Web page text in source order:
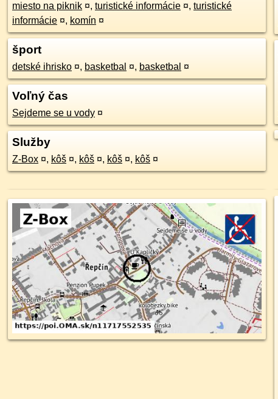
miesto na piknik ¤, turistické informácie ¤, turistické
informácie ¤, komín ¤
šport
detské ihrisko ¤, basketbal ¤, basketbal ¤
Voľný čas
Sejdeme se u vody ¤
Služby
Z-Box ¤, kôš ¤, kôš ¤, kôš ¤, kôš ¤